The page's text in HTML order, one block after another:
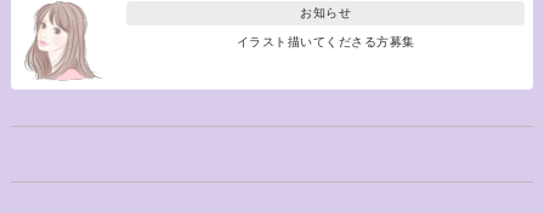
お知らせ
イラスト描いてくださる方募集